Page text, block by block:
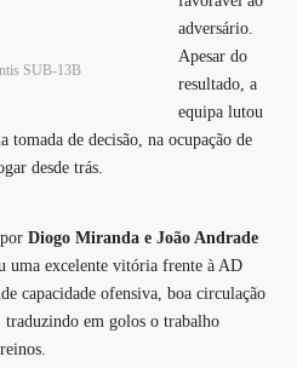
SUB-13B
adversário.
Apesar do
resultado, a
equipa lutou
de decisão, na ocupação de
desde trás.
Diogo Miranda e João Andrade
uma excelente vitória frente à AD
capacidade ofensiva, boa circulação
em golos o trabalho